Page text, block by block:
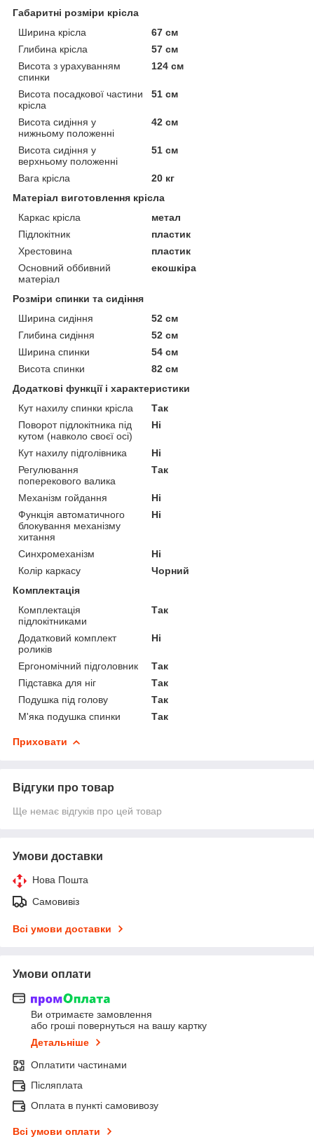
Габаритні розміри крісла
Ширина крісла
67 см
Глибина крісла
57 см
Висота з урахуванням
спинки
124 см
Висота посадкової частини
крісла
51 см
Висота сидіння у
нижньому положенні
42 см
Висота сидіння у
верхньому положенні
51 см
Вага крісла
20 кг
Матеріал виготовлення крісла
Каркас крісла
метал
Підлокітник
пластик
Хрестовина
пластик
Основний оббивний
матеріал
екошкіра
Розміри спинки та сидіння
Ширина сидіння
52 см
Глибина сидіння
52 см
Ширина спинки
54 см
Висота спинки
82 см
Додаткові функції і характеристики
Кут нахилу спинки крісла
Так
Поворот підлокітника під
кутом (навколо своєї осі)
Ні
Кут нахилу підголівника
Ні
Регулювання
поперекового валика
Так
Механізм гойдання
Ні
Функція автоматичного
блокування механізму
хитання
Ні
Синхромеханізм
Ні
Колір каркасу
Чорний
Комплектація
Комплектація
підлокітниками
Так
Додатковий комплект
роликів
Ні
Ергономічний підголовник
Так
Підставка для ніг
Так
Подушка під голову
Так
М'яка подушка спинки
Так
Приховати
Відгуки про товар
Ще немає відгуків про цей товар
Умови доставки
Нова Пошта
Самовивіз
Всі умови доставки
Умови оплати
Ви отримаєте замовлення
або гроші повернуться на вашу картку
Детальніше
Оплатити частинами
Післяплата
Оплата в пункті самовивозу
Всі умови оплати